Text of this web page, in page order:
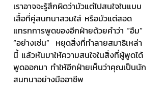
เราอาจจะรู้สึกผิดว่ามัวแต่ไปสนใจในแบบ
เสื้อที่คู่สนทนาสวมใส่ หรือมัวแต่สอด
แทรกการพูดของอีกฝ่ายด้วยคำว่า “อืม”
“อย่างเช่น”  หยุดสิ่งที่ทำลายสมาธิเหล่า
นี้ แล้วหันมาให้ความสนใจในสิ่งที่ผู้พูดได้
พูดออกมา ทำให้อีกฝ่ายเห็นว่าคุณเป็นนัก
สนทนาอย่างมืออาชีพ